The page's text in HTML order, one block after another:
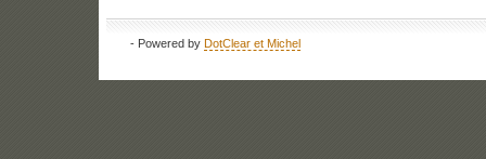
- Powered byDotClear et Michel